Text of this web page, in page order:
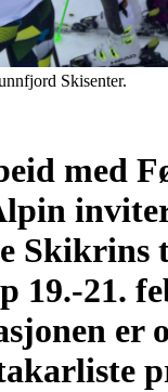
Skisenter.
med
Skikrins
19.-21.
er